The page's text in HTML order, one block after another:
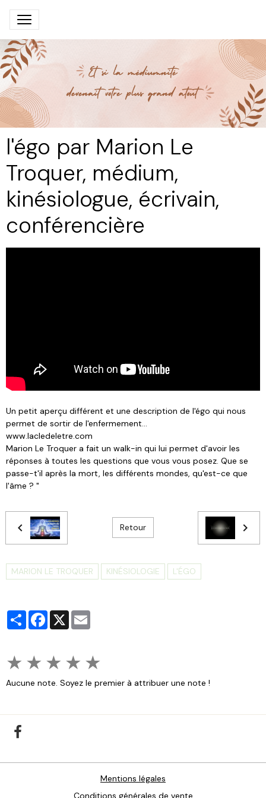
l'égo par Marion Le
Troquer, médium,
kinésiologue, écrivain,
conférencière
Un petit aperçu différent et une description de l'égo qui nous
permet de sortir de l'enfermement...
www.lacledeletre.com
Marion Le Troquer a fait un walk-in qui lui permet d'avoir les
réponses à toutes les questions que vous vous posez. Que se
passe-t'il après la mort, les différents mondes, qu'est-ce que
l'âme ? "
Retour
MARION LE TROQUER KINÉSIOLOGIE L'ÉGO
PartagerFacebook
X
★ ★ ★ ★ ★
Aucune note. Soyez le premier à attribuer une note !
Mentions légales
Conditions générales de vente